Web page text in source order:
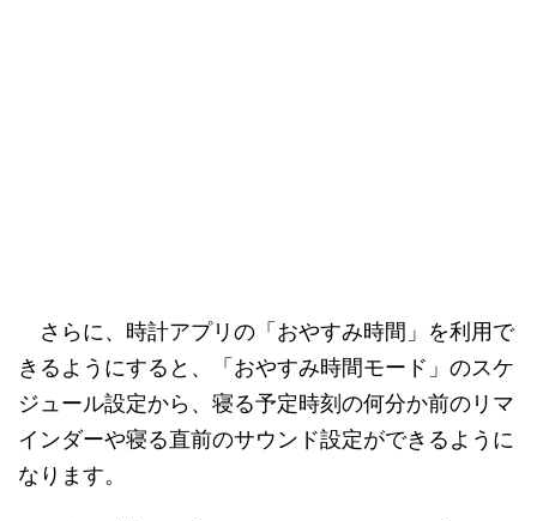
さらに、時計アプリの「おやすみ時間」を利用で
きるようにすると、「おやすみ時間モード」のスケ
ジュール設定から、寝る予定時刻の何分か前のリマ
インダーや寝る直前のサウンド設定ができるように
なります。